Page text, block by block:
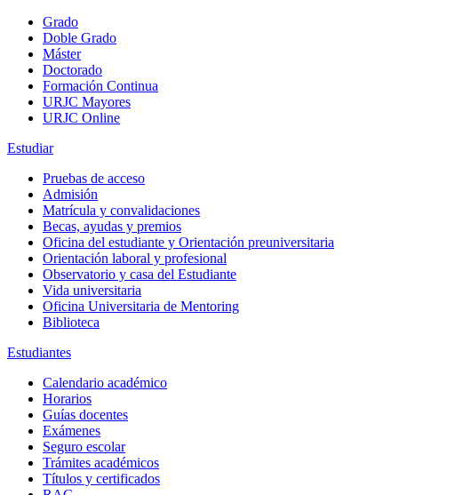
Grado
Doble Grado
Máster
Doctorado
Formación Continua
URJC Mayores
URJC Online
Estudiar
Pruebas de acceso
Admisión
Matrícula y convalidaciones
Becas, ayudas y premios
Oficina del estudiante y Orientación preuniversitaria
Orientación laboral y profesional
Observatorio y casa del Estudiante
Vida universitaria
Oficina Universitaria de Mentoring
Biblioteca
Estudiantes
Calendario académico
Horarios
Guías docentes
Exámenes
Seguro escolar
Trámites académicos
Títulos y certificados